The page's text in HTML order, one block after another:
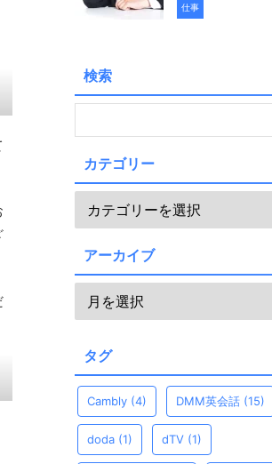
仕事
検索
カテゴリー
アーカイブ
タグ
Cambly (4) DMM英会話 (15)
doda (1) dTV (1)